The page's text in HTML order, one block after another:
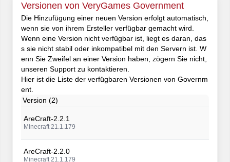
Versionen von VeryGames Government
Die Hinzufügung einer neuen Version erfolgt automatisch,
wenn sie von ihrem Ersteller verfügbar gemacht wird.
Wenn eine Version nicht verfügbar ist, liegt es daran, das
s sie nicht stabil oder inkompatibel mit den Servern ist. W
enn Sie Zweifel an einer Version haben, zögern Sie nicht,
unseren Support zu kontaktieren.
Hier ist die Liste der verfügbaren Versionen von Governm
ent.
Version (2)
AreCraft-2.2.1
Minecraft 21.1.179
AreCraft-2.2.0
Minecraft 21.1.179